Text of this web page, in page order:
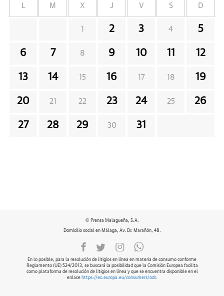
L M X J V S D
1 2 3 4 5
6 7 8 9 10 11 12
13 14 15 16 17 18 19
20 21 22 23 24 25 26
27 28 29 30 31
© Prensa Malagueña, S.A.
Domicilio social en Málaga, Av. Dr. Marañón, 48.
En lo posible, para la resolución de litigios en línea en materia de consumo conforme
Reglamento (UE) 524/2013, se buscará la posibilidad que la Comisión Europea facilita
como plataforma de resolución de litigios en línea y que se encuentra disponible en el
enlace https://ec.europa.eu/consumers/odr.